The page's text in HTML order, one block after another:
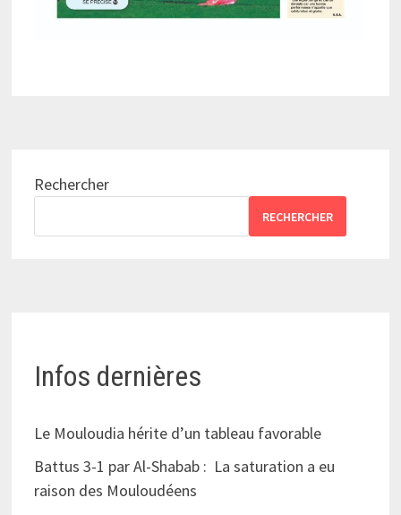
Rechercher
RECHERCHER
Infos dernières
Le Mouloudia hérite d’un tableau favorable
Battus 3-1 par Al-Shabab : La saturation a eu
raison des Mouloudéens